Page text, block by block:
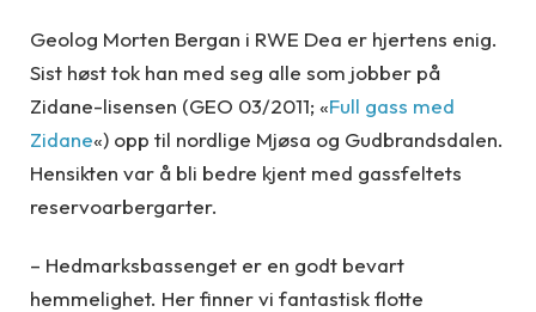
Geolog Morten Bergan i RWE Dea er hjertens enig.
Sist høst tok han med seg alle som jobber på
Zidane-lisensen (GEO 03/2011; «Full gass med
Zidane«) opp til nordlige Mjøsa og Gudbrandsdalen.
Hensikten var å bli bedre kjent med gassfeltets
reservoarbergarter.
– Hedmarksbassenget er en godt bevart
hemmelighet. Her finner vi fantastisk flotte